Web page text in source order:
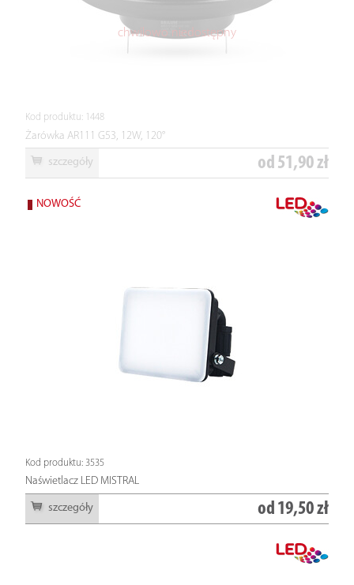
Kod produktu: 1448
Żarówka AR111 G53, 12W, 120°
szczegóły od 51,90 zł
chwilowo niedostępny
NOWOŚĆ
Kod produktu: 3535
Naświetlacz LED MISTRAL
szczegóły od 19,50 zł